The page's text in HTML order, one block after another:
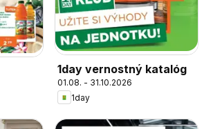
1day vernostný katalóg
01.08. - 31.10.2026
1day